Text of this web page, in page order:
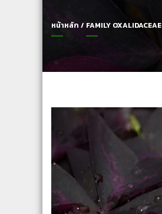
หน้าหลัก / FAMILY OXALIDACEAE